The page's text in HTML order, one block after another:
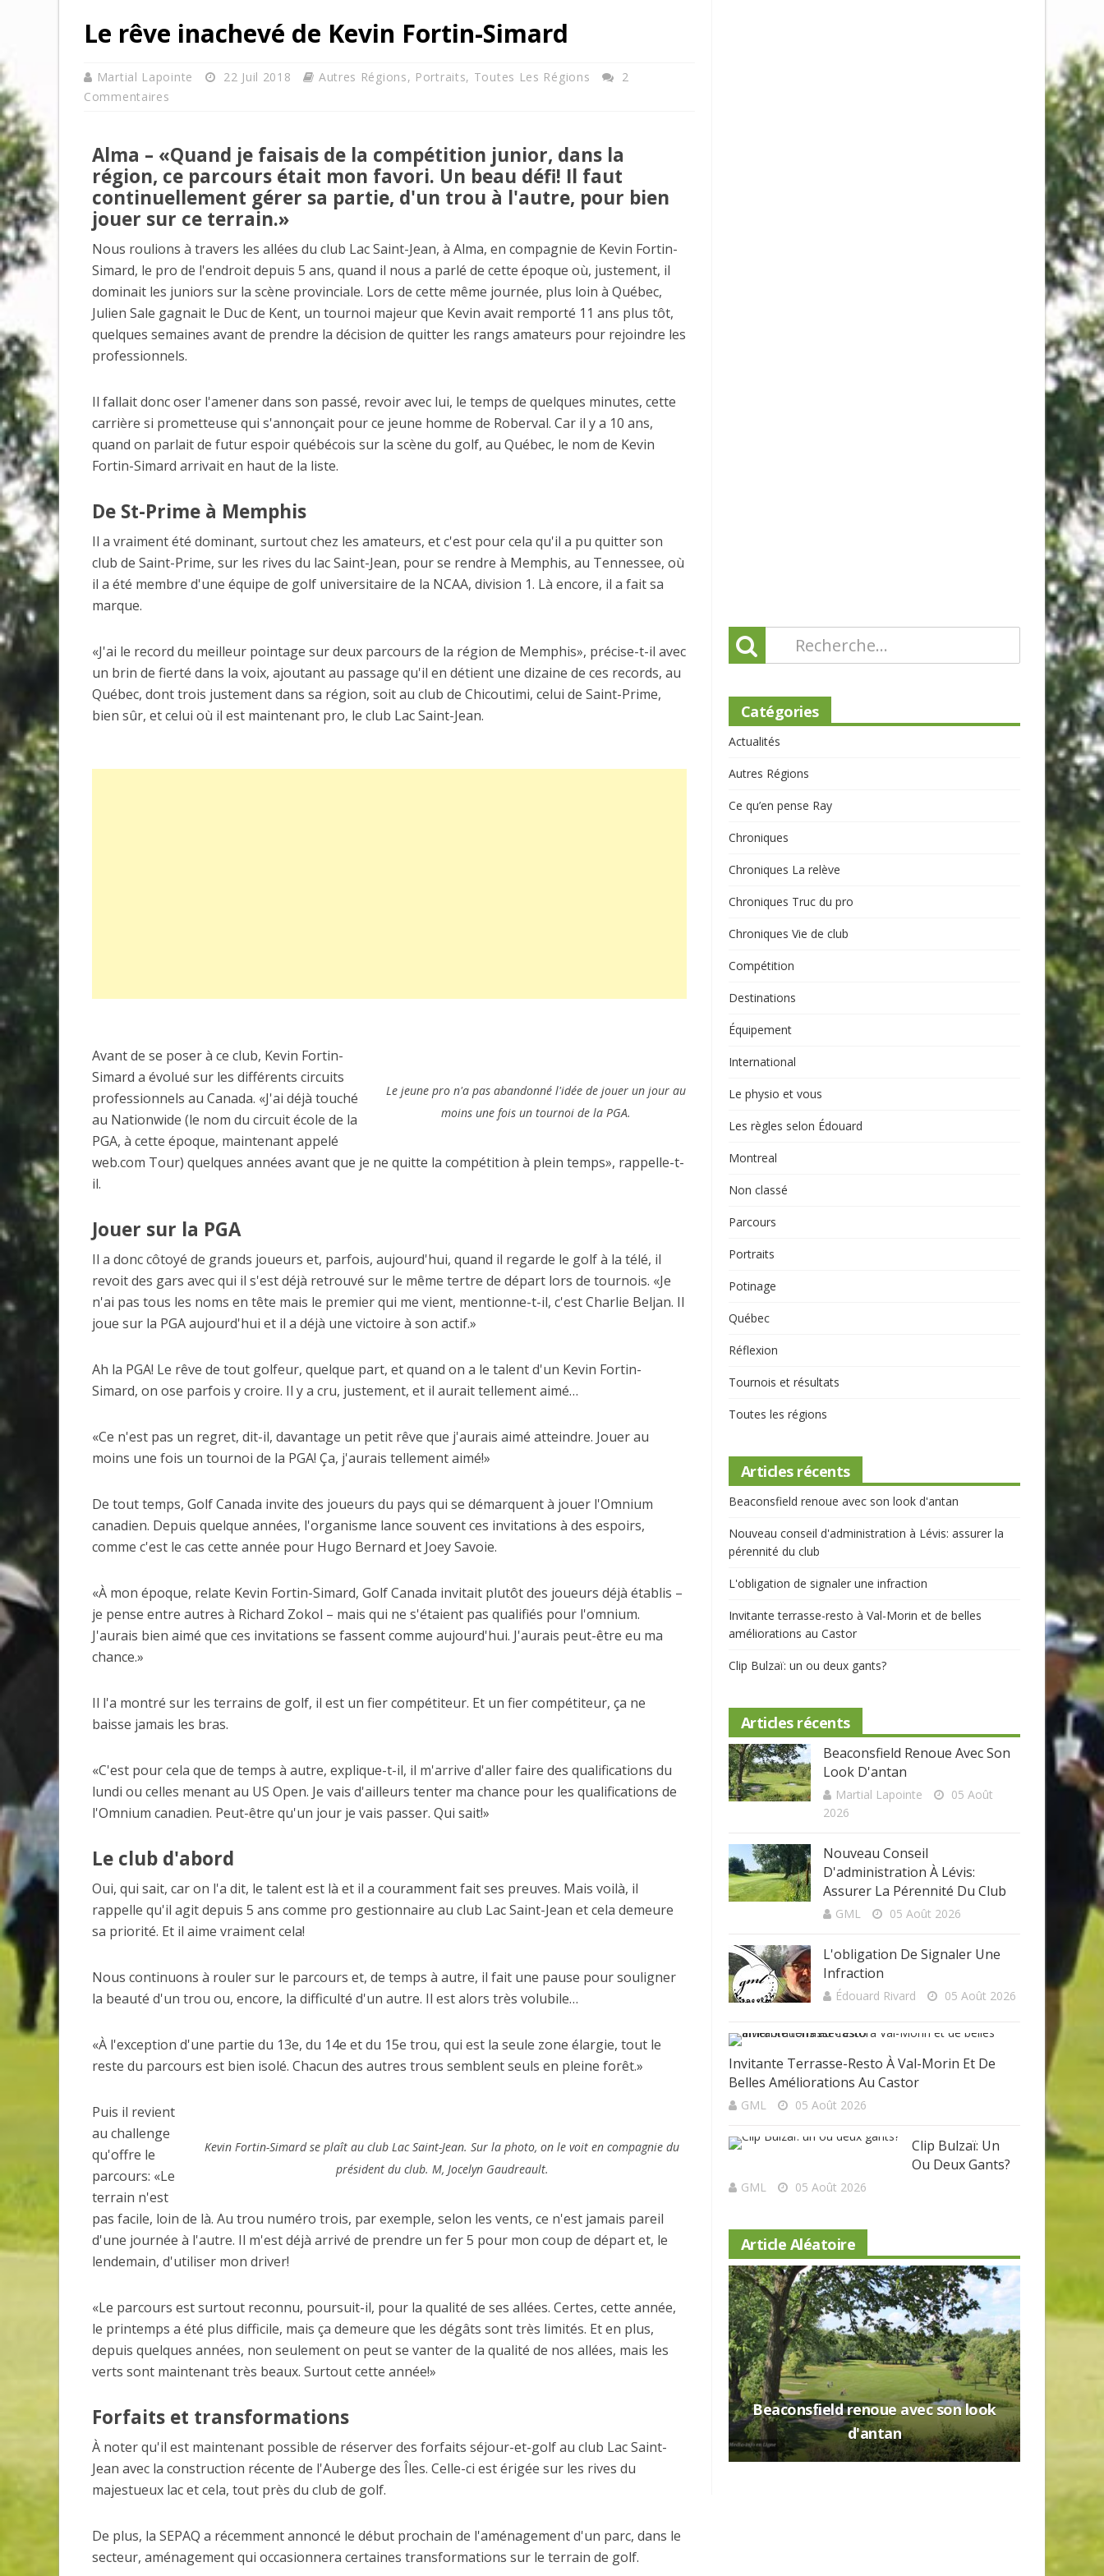
Le rêve inachevé de Kevin Fortin-Simard
Martial Lapointe 22 Juil 2018 Autres Régions, Portraits, Toutes Les Régions
2
Commentaires
Alma – «Quand je faisais de la compétition junior, dans la
région, ce parcours était mon favori. Un beau défi! Il faut
continuellement gérer sa partie, d'un trou à l'autre, pour bien
jouer sur ce terrain.»
Nous roulions à travers les allées du club Lac Saint-Jean, à Alma, en compagnie de Kevin Fortin-
Simard, le pro de l'endroit depuis 5 ans, quand il nous a parlé de cette époque où, justement, il
dominait les juniors sur la scène provinciale. Lors de cette même journée, plus loin à Québec,
Julien Sale gagnait le Duc de Kent, un tournoi majeur que Kevin avait remporté 11 ans plus tôt,
quelques semaines avant de prendre la décision de quitter les rangs amateurs pour rejoindre les
professionnels.
Il fallait donc oser l'amener dans son passé, revoir avec lui, le temps de quelques minutes, cette
carrière si prometteuse qui s'annonçait pour ce jeune homme de Roberval. Car il y a 10 ans,
quand on parlait de futur espoir québécois sur la scène du golf, au Québec, le nom de Kevin
Fortin-Simard arrivait en haut de la liste.
De St-Prime à Memphis
Il a vraiment été dominant, surtout chez les amateurs, et c'est pour cela qu'il a pu quitter son
club de Saint-Prime, sur les rives du lac Saint-Jean, pour se rendre à Memphis, au Tennessee, où
il a été membre d'une équipe de golf universitaire de la NCAA, division 1. Là encore, il a fait sa
marque.
«J'ai le record du meilleur pointage sur deux parcours de la région de Memphis», précise-t-il avec
un brin de fierté dans la voix, ajoutant au passage qu'il en détient une dizaine de ces records, au
Québec, dont trois justement dans sa région, soit au club de Chicoutimi, celui de Saint-Prime,
bien sûr, et celui où il est maintenant pro, le club Lac Saint-Jean.
Le jeune pro n'a pas abandonné l'idée de jouer un jour au
moins une fois un tournoi de la PGA.
Avant de se poser à ce club, Kevin Fortin-
Simard a évolué sur les différents circuits
professionnels au Canada. «J'ai déjà touché
au Nationwide (le nom du circuit école de la
PGA, à cette époque, maintenant appelé
web.com Tour) quelques années avant que je ne quitte la compétition à plein temps», rappelle-t-
il.
Jouer sur la PGA
Il a donc côtoyé de grands joueurs et, parfois, aujourd'hui, quand il regarde le golf à la télé, il
revoit des gars avec qui il s'est déjà retrouvé sur le même tertre de départ lors de tournois. «Je
n'ai pas tous les noms en tête mais le premier qui me vient, mentionne-t-il, c'est Charlie Beljan. Il
joue sur la PGA aujourd'hui et il a déjà une victoire à son actif.»
Ah la PGA! Le rêve de tout golfeur, quelque part, et quand on a le talent d'un Kevin Fortin-
Simard, on ose parfois y croire. Il y a cru, justement, et il aurait tellement aimé…
«Ce n'est pas un regret, dit-il, davantage un petit rêve que j'aurais aimé atteindre. Jouer au
moins une fois un tournoi de la PGA! Ça, j'aurais tellement aimé!»
De tout temps, Golf Canada invite des joueurs du pays qui se démarquent à jouer l'Omnium
canadien. Depuis quelque années, l'organisme lance souvent ces invitations à des espoirs,
comme c'est le cas cette année pour Hugo Bernard et Joey Savoie.
«À mon époque, relate Kevin Fortin-Simard, Golf Canada invitait plutôt des joueurs déjà établis –
je pense entre autres à Richard Zokol – mais qui ne s'étaient pas qualifiés pour l'omnium.
J'aurais bien aimé que ces invitations se fassent comme aujourd'hui. J'aurais peut-être eu ma
chance.»
Il l'a montré sur les terrains de golf, il est un fier compétiteur. Et un fier compétiteur, ça ne
baisse jamais les bras.
«C'est pour cela que de temps à autre, explique-t-il, il m'arrive d'aller faire des qualifications du
lundi ou celles menant au US Open. Je vais d'ailleurs tenter ma chance pour les qualifications de
l'Omnium canadien. Peut-être qu'un jour je vais passer. Qui sait!»
Le club d'abord
Oui, qui sait, car on l'a dit, le talent est là et il a couramment fait ses preuves. Mais voilà, il
rappelle qu'il agit depuis 5 ans comme pro gestionnaire au club Lac Saint-Jean et cela demeure
sa priorité. Et il aime vraiment cela!
Nous continuons à rouler sur le parcours et, de temps à autre, il fait une pause pour souligner
la beauté d'un trou ou, encore, la difficulté d'un autre. Il est alors très volubile…
«À l'exception d'une partie du 13e, du 14e et du 15e trou, qui est la seule zone élargie, tout le
reste du parcours est bien isolé. Chacun des autres trous semblent seuls en pleine forêt.»
Kevin Fortin-Simard se plaît au club Lac Saint-Jean. Sur la photo, on le voit en compagnie du
président du club. M, Jocelyn Gaudreault.
Puis il revient
au challenge
qu'offre le
parcours: «Le
terrain n'est
pas facile, loin de là. Au trou numéro trois, par exemple, selon les vents, ce n'est jamais pareil
d'une journée à l'autre. Il m'est déjà arrivé de prendre un fer 5 pour mon coup de départ et, le
lendemain, d'utiliser mon driver!
«Le parcours est surtout reconnu, poursuit-il, pour la qualité de ses allées. Certes, cette année,
le printemps a été plus difficile, mais ça demeure que les dégâts sont très limités. Et en plus,
depuis quelques années, non seulement on peut se vanter de la qualité de nos allées, mais les
verts sont maintenant très beaux. Surtout cette année!»
Forfaits et transformations
À noter qu'il est maintenant possible de réserver des forfaits séjour-et-golf au club Lac Saint-
Jean avec la construction récente de l'Auberge des Îles. Celle-ci est érigée sur les rives du
majestueux lac et cela, tout près du club de golf.
De plus, la SEPAQ a récemment annoncé le début prochain de l'aménagement d'un parc, dans le
secteur, aménagement qui occasionnera certaines transformations sur le terrain de golf.
Catégories
Actualités
Autres Régions
Ce qu’en pense Ray
Chroniques
Chroniques La relève
Chroniques Truc du pro
Chroniques Vie de club
Compétition
Destinations
Équipement
International
Le physio et vous
Les règles selon Édouard
Montreal
Non classé
Parcours
Portraits
Potinage
Québec
Réflexion
Tournois et résultats
Toutes les régions
Articles récents
Beaconsfield renoue avec son look d'antan
Nouveau conseil d'administration à Lévis: assurer la
pérennité du club
L'obligation de signaler une infraction
Invitante terrasse-resto à Val-Morin et de belles
améliorations au Castor
Clip Bulzaï: un ou deux gants?
Articles récents
Beaconsfield Renoue Avec Son
Look D'antan
Martial Lapointe
05 Août
2026
Nouveau Conseil
D'administration À Lévis:
Assurer La Pérennité Du Club
GML 05 Août 2026
L'obligation De Signaler Une
Infraction
Édouard Rivard 05 Août 2026
Invitante Terrasse-Resto À Val-Morin Et De
Belles Améliorations Au Castor
GML 05 Août 2026
Clip Bulzaï: Un
Ou Deux Gants?
GML 05 Août 2026
Article Aléatoire
Invitante terrasse-resto à Val-Morin et
Beaconsfield renoue avec son look
d'antan